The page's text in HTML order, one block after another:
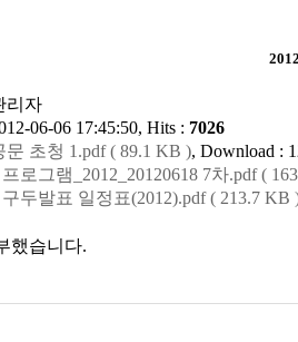
리자
06-06 17:45:50, Hits : 7026
문 초청 1.pdf ( 89.1 KB ), Download :
프로그램_2012_20120618 7차.pdf (
구두발표 일정표(2012).pdf ( 213.7 KB
했습니다.